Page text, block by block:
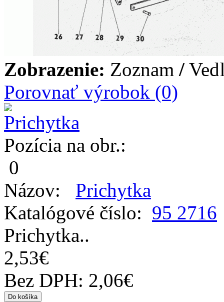
Zobrazenie: Zoznam /
Porovnať výrobok (0)
Pozícia na obr.:
0
Názov: Prichytka
Katalógové číslo: 95 2716
Prichytka..
2,53€
Bez DPH: 2,06€